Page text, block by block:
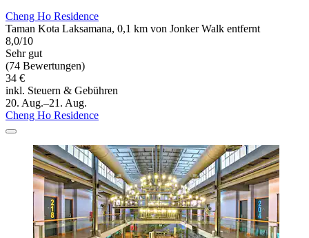
Cheng Ho Residence
Taman Kota Laksamana, 0,1 km von Jonker Walk entfernt
8,0/10
Sehr gut
(74 Bewertungen)
34 €
inkl. Steuern & Gebühren
20. Aug.–21. Aug.
Cheng Ho Residence